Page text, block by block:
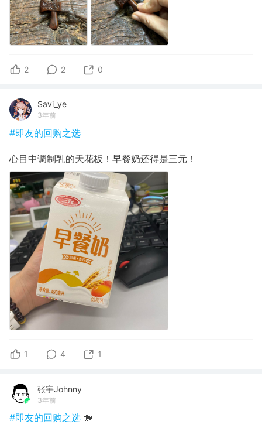
2 2 0
Savi_ye
3年前
#即友的回购之选
心目中调制乳的天花板！早餐奶还得是三元！
1 4 1
张宇Johnny
3年前
#即友的回购之选 🐎